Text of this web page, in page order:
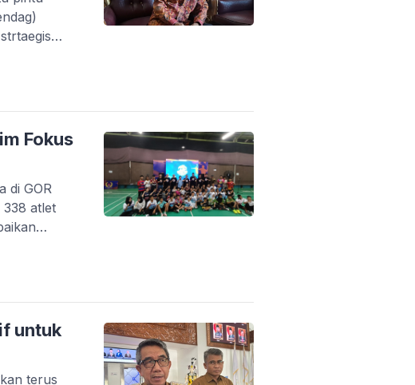
baru
[…]
Fokus
di GOR
338 atlet
untuk
terus